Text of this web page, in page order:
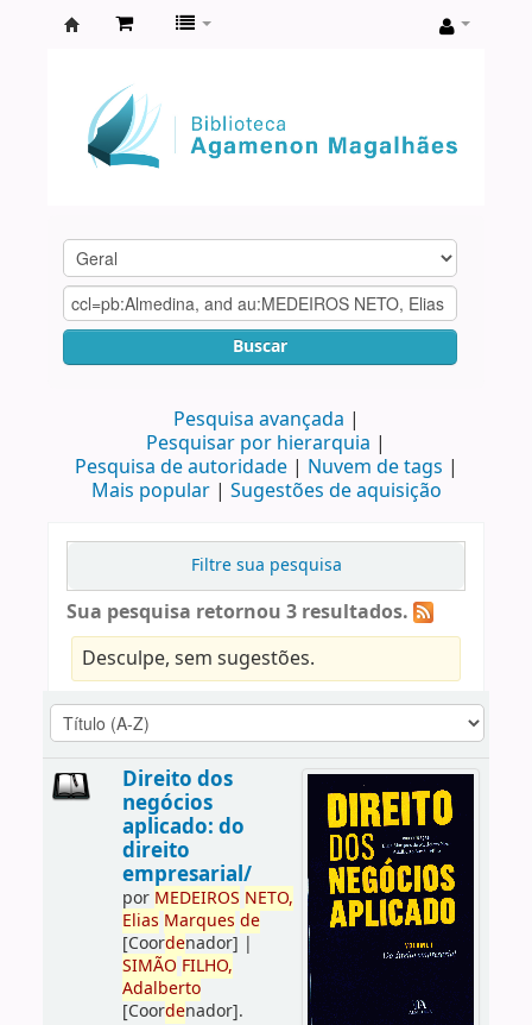
Agamenon
Magalhães
Buscar
Pesquisa avançada
Pesquisar por hierarquia
Pesquisa de autoridade
Nuvem de tags
Mais popular
Sugestões de aquisição
Filtre sua pesquisa
Sua pesquisa retornou 3 resultados.
Desculpe, sem sugestões.
Direito dos
negócios
aplicado: do
direito
empresarial/
por MEDEIROS NETO,
Elias Marques de
[Coordenador] |
SIMÃO FILHO,
Adalberto
[Coordenador].